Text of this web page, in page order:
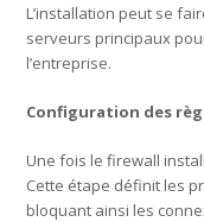
L’installation peut se
serveurs principaux
l’entreprise.
Configuration des
Une fois le firewall
Cette étape définit les
bloquant ainsi les